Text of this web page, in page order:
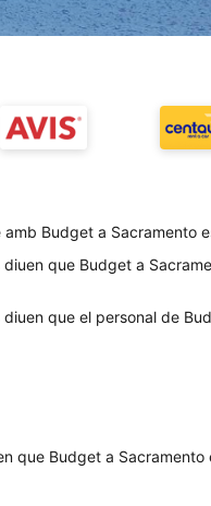
amb Budget a Sacramento
diuen que Budget a
diuen que el personal de
que Budget a